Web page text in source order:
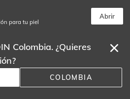
para tu piel
Abrir
Colombia. ¿Quieres
COLOMBIA